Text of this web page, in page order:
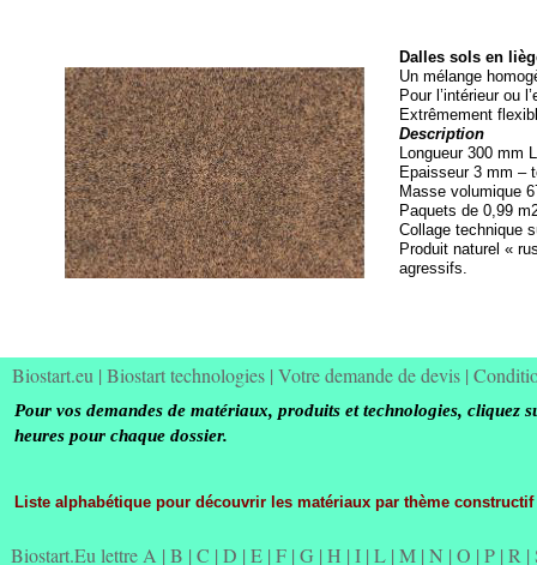
Dalles sols en
Un mélange
Pour l’intérieur ou
Extrêmement
Description
Longueur 300 mm
Epaisseur 3 mm –
Masse volumique
Paquets de 0,99
Collage technique
Produit naturel «
agressifs.
Pour vos demandes de matériaux, produits et technologies, cliquez
heures pour chaque dossier.
Biostart.eu | Biostart technologies | Votre demande de devis |
Liste alphabétique pour découvrir les matériaux par thème constructif
Biostart.Eu lettre A | B | C | D | E | F | G | H | I | L | M | N | O | P | R |